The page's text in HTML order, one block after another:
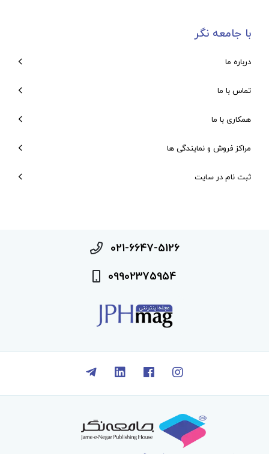
با جامعه نگر
درباره ما
تماس با ما
همکاری با ما
مراکز فروش و نمایندگی ها
ثبت نام در سایت
021-6647-5126
09902375954